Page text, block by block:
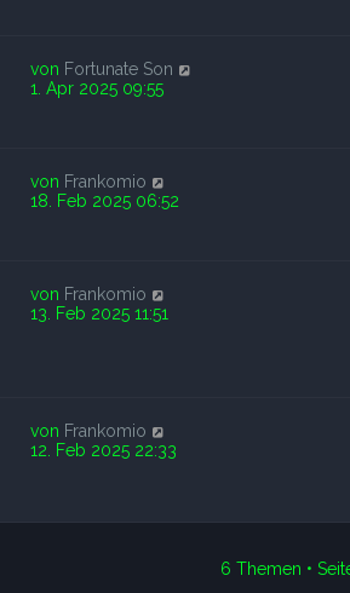
von Fortunate Son
1. Apr 2025 09:55
von Frankomio
18. Feb 2025 06:52
von Frankomio
13. Feb 2025 11:51
von Frankomio
12. Feb 2025 22:33
6 Themen •